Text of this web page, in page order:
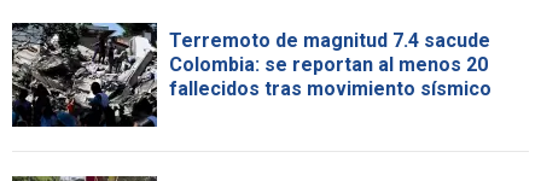
Terremoto de magnitud 7.4 sacude
Colombia: se reportan al menos 20
fallecidos tras movimiento sísmico